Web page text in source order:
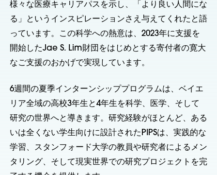
様々な医療キャリアパスを示し、「より良い人間にな
る」というインスピレーションさえ与えてくれたと語
っています。この科学への熱意は、2023年に支援を
開始したJae S. Lim財団をはじめとする寄付者の寛大
なご支援のおかげで実現しています。
6週間の夏季インターンシッププログラムは、ベイエ
リア全域の高校3年生と4年生を科学、医学、そして
研究の世界へと導きます。研究経験がほとんど、ある
いは全くない学生向けに設計されたPIPSは、実践的な
学習、スタンフォード大学の教員や研究者によるメン
タリング、そして現実世界での研究プロジェクトを完